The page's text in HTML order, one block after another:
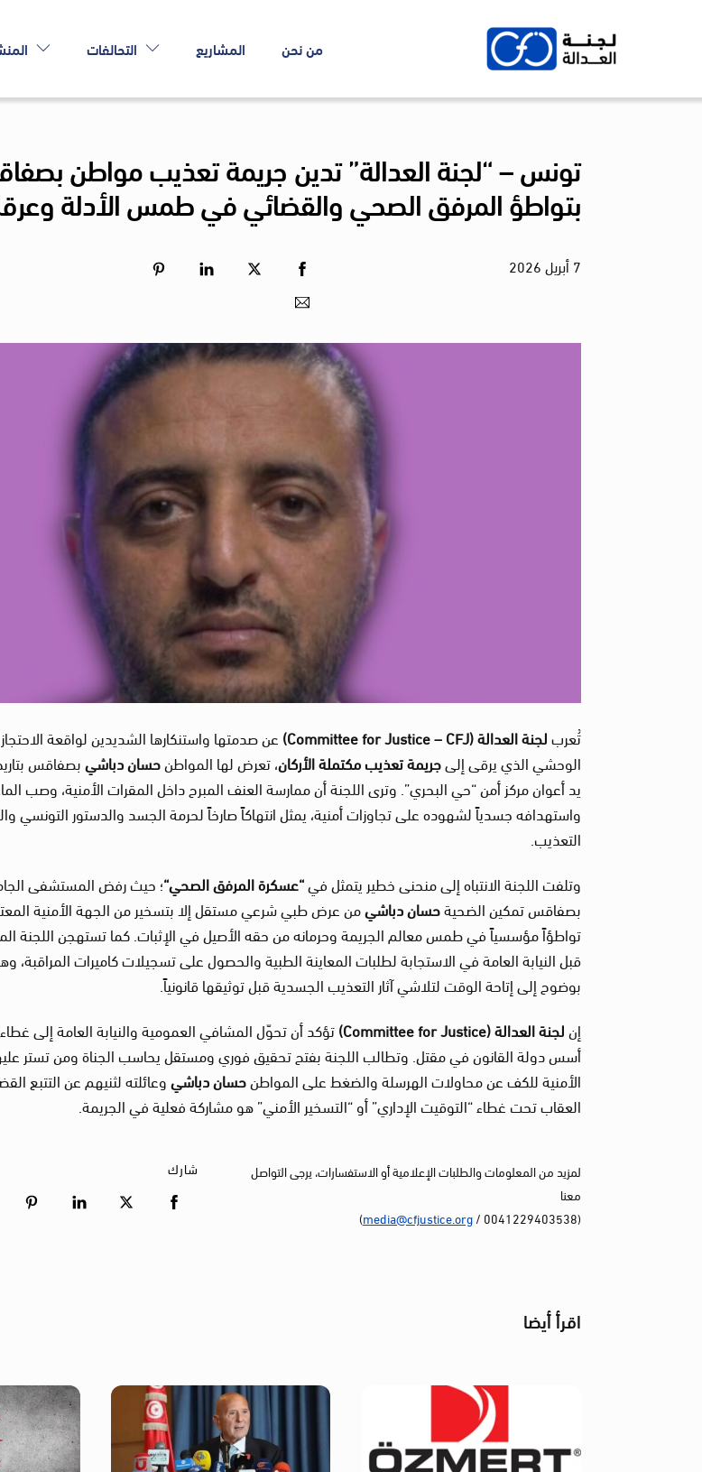
من نحن المشاريع التحالفات
تونس – “لجنة العدالة” تدين جريمة تعذيب مواطن
بتواطؤ المرفق الصحي والقضائي في طمس الأدلة
7أبريل2026
تُعربلجنة العدالة(Committee for Justice – CFJ)
عن صدمتها واستنكارها الشديدين لواقعة
الوحشي الذي يرقى إلىجريمة تعذيب مكتملة الأركان، تعرض لها المواطنحسان دباشي
يد أعوان مركز أمن “حي البحري”. وترى اللجنة أن ممارسة العنف المبرح داخل المقرات الأمنية، وصب
واستهدافه جسدياً لشهوده على تجاوزات أمنية، يمثل انتهاكاً صارخاً لحرمة الجسد والدستور التونسي
التعذيب.
وتلفت اللجنة الانتباه إلى منحنى خطير يتمثل في“عسكرة المرفق الصحي“؛ حيث رفض المستشفى
بصفاقس تمكين الضحيةحسان دباشيمن عرض طبي شرعي مستقل إلا بتسخير من الجهة الأمنية
تواطؤاً مؤسسياً في طمس معالم الجريمة وحرمانه من حقه الأصيل في الإثبات. كما تستهجن اللجنة
قبل النيابة العامة في الاستجابة لطلبات المعاينة الطبية والحصول على تسجيلات كاميرات المراقبة،
بوضوح إلى إتاحة الوقت لتلاشي آثار التعذيب الجسدية قبل توثيقها قانونياً.
إنلجنة العدالة(Committee for Justice)
تؤكد أن تحوّل المشافي العمومية والنيابة العامة إلى
أسس دولة القانون في مقتل. وتطالب اللجنة بفتح تحقيق فوري ومستقل يحاسب الجناة ومن تستر
الأمنية للكف عن محاولات الهرسلة والضغط على المواطنحسان دباشيوعائلته لثنيهم عن التتبع
العقاب تحت غطاء “التوقيت الإداري” أو “التسخير الأمني” هو مشاركة فعلية في الجريمة.
لمزيد من المعلومات والطلبات الإعلامية أو الاستفسارات، يرجى التواصل
معنا
(0041229403538 /
media@cfjustice.org
)
شارك
اقرأ أيضا